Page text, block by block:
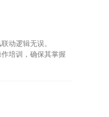
动逻辑无误。
培训，确保其掌握